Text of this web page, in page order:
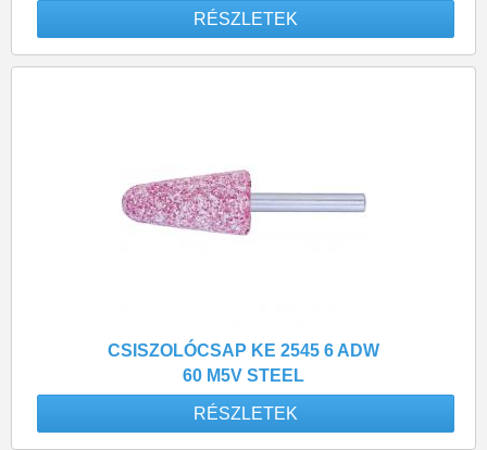
RÉSZLETEK
CSISZOLÓCSAP KE 2545 6 ADW
60 M5V STEEL
RÉSZLETEK